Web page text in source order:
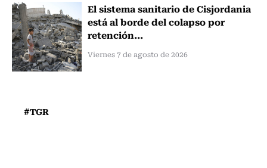
El sistema sanitario de Cisjordania
está al borde del colapso por
retención...
Viernes 7 de agosto de 2026
#TGR